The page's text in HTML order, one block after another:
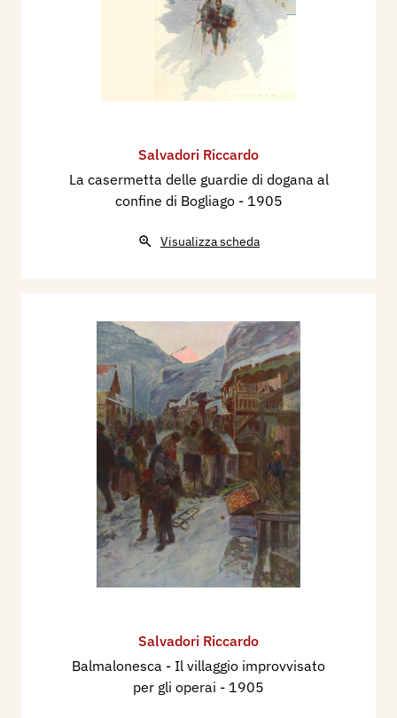
Salvadori Riccardo
La casermetta delle guardie di dogana al
confine di Bogliago - 1905
Visualizza scheda
Salvadori Riccardo
Balmalonesca - Il villaggio improvvisato
per gli operai - 1905